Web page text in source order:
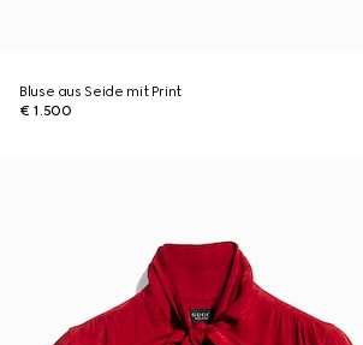
Bluse aus Seide mit Print
€ 1.500